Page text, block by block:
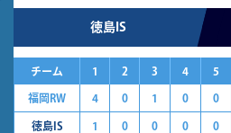
徳島IS
チーム 1 2 3 4 5
福岡RW 4 0 1 0 0
徳島IS 1 0 0 0 0